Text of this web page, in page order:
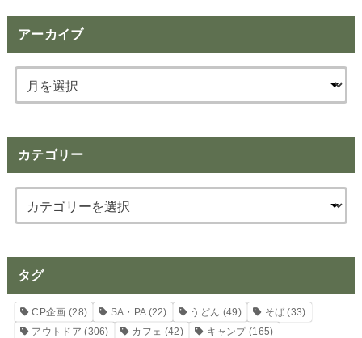
アーカイブ
カテゴリー
タグ
CP企画 (28) SA・PA(22) うどん (49) そば (33)
アウトドア (306) カフェ (42) キャンプ(165)